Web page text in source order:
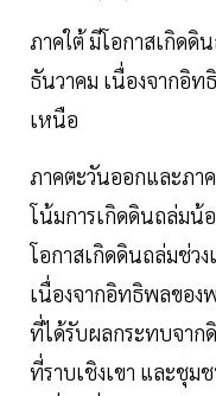
ภาคใต้ มีโอกาสเกิดดิ
ธันวาคม เนื่องจากอิท
เหนือ
ภาคตะวันออกและภา
โน้มการเกิดดินถล่มน้
โอกาสเกิดดินถล่มช่ว
เนื่องจากอิทธิพลขอ
ที่ได้รับผลกระทบจา
ที่ราบเชิงเขา และชุม